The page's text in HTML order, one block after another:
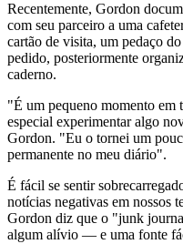
Recentemente, Gordon
com seu parceiro a uma
cartão de visita, um pedaço
pedido, posteriormente
caderno.
"É um pequeno momento em
especial experimentar algo
Gordon. "Eu o tornei um
permanente no meu diário".
É fácil se sentir
notícias negativas em nossos
Gordon diz que o "junk
algum alívio — e uma fonte